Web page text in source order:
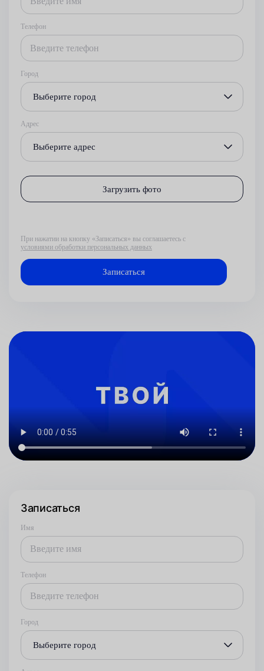
Телефон
Город
Выберите город
Адрес
Выберите адрес
Загрузить фото
При нажатии на кнопку «Записаться» вы соглашаетесь с
условиями обработки персональных данных
Записаться
Имя
Телефон
Город
Выберите город